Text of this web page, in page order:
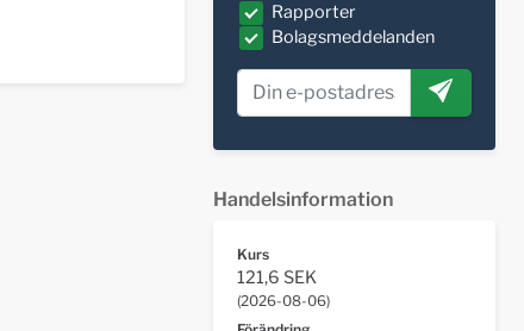
Rapporter
Bolagsmeddelanden
Handelsinformation
Kurs
121,6 SEK
(2026-08-06)